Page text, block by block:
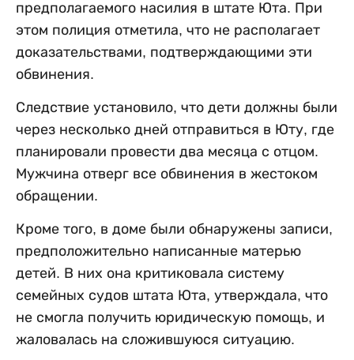
предполагаемого насилия в штате Юта. При
этом полиция отметила, что не располагает
доказательствами, подтверждающими эти
обвинения.
Следствие установило, что дети должны были
через несколько дней отправиться в Юту, где
планировали провести два месяца с отцом.
Мужчина отверг все обвинения в жестоком
обращении.
Кроме того, в доме были обнаружены записи,
предположительно написанные матерью
детей. В них она критиковала систему
семейных судов штата Юта, утверждала, что
не смогла получить юридическую помощь, и
жаловалась на сложившуюся ситуацию.